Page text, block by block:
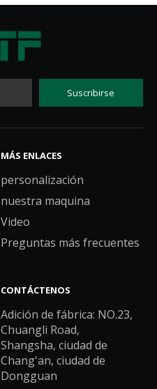
Suscribirse
MÁS ENLACES
personalización
nuestra maquina
Video
Preguntas más frecuentes
CONTÁCTENOS
Adición de fábrica: NO.23,
Chuangli Road,
Shangsha, ciudad de
Chang'an, ciudad de
Dongguan